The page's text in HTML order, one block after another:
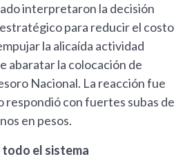
interpretaron la decisión
para reducir el costo
la alicaída actividad
abaratar la colocación de
Nacional. La reacción fue
respondió con fuertes subas de
en pesos.
todo el sistema